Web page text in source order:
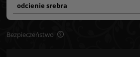
odcienie srebra
Bezpieczeństwo